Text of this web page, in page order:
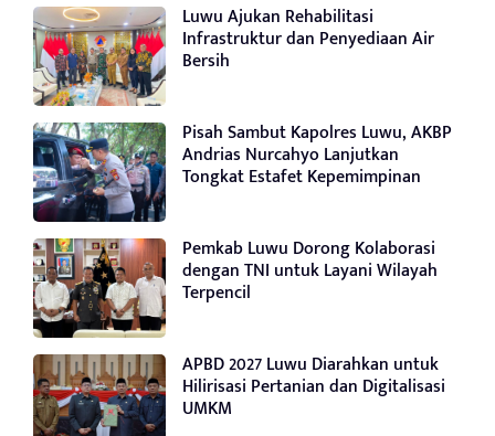
Luwu Ajukan Rehabilitasi
Infrastruktur dan Penyediaan Air
Bersih
Pisah Sambut Kapolres Luwu, AKBP
Andrias Nurcahyo Lanjutkan
Tongkat Estafet Kepemimpinan
Pemkab Luwu Dorong Kolaborasi
dengan TNI untuk Layani Wilayah
Terpencil
APBD 2027 Luwu Diarahkan untuk
Hilirisasi Pertanian dan Digitalisasi
UMKM